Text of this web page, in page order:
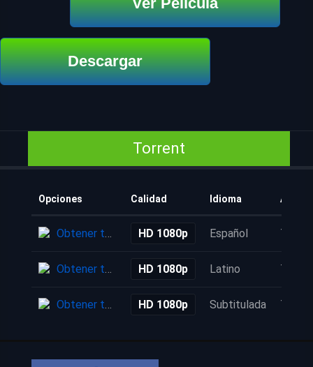
Descargar
Torrent
Opciones Calidad Idioma
Obtener torrent HD 1080p Español 7
Obtener torrent HD 1080p Latino 7
Obtener torrent HD 1080p Subtitulada 7